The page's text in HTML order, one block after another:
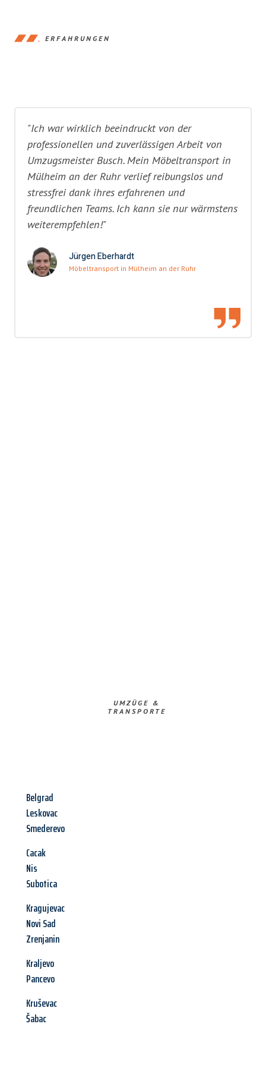
ERFAHRUNGEN
"Ich war wirklich beeindruckt von der
professionellen und zuverlässigen Arbeit von
Umzugsmeister Busch. Mein Möbeltransport in
Mülheim an der Ruhr verlief reibungslos und
stressfrei dank ihres erfahrenen und
freundlichen Teams. Ich kann sie nur wärmstens
weiterempfehlen!"
Jürgen Eberhardt
Möbeltransport in Mülheim an der Ruhr
UMZÜGE &
TRANSPORTE
Belgrad
Leskovac
Smederevo
Cacak
Nis
Subotica
Kragujevac
Novi Sad
Zrenjanin
Kraljevo
Pancevo
Kruševac
Šabac